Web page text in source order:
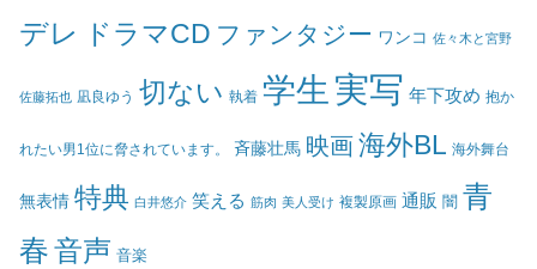
デレ ドラマCD ファンタジー ワンコ 佐々木と宮野
佐藤拓也 凪良ゆう 切ない 執着 学生 実写 年下攻め 抱か
れたい男1位に脅されています。 斉藤壮馬 映画海外BL 海外舞台
無表情 特典 白井悠介 笑える 筋肉 美人受け 複製原画 通販 闇 青
春音声 音楽